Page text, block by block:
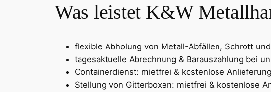
Was leistet K&W
flexible Abholung von Metall-Abfällen, Schrott
tagesaktuelle Abrechnung & Barauszahlung bei
Containerdienst: mietfrei & kostenlose
Stellung von Gitterboxen: mietfrei & kostenlose